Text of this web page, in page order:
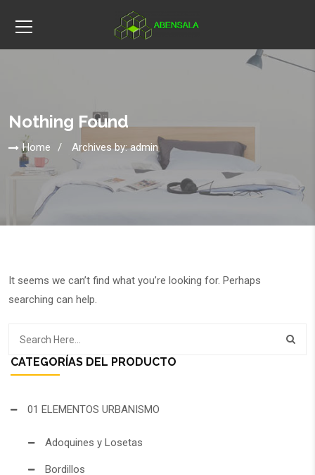
Nothing Found
Home Archives by: admin
It seems we can’t find what you’re looking for. Perhaps
searching can help.
CATEGORÍAS DEL PRODUCTO
01 ELEMENTOS URBANISMO
Adoquines y Losetas
Bordillos